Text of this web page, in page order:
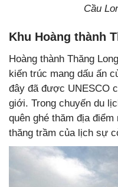
Cầu
Khu Hoàng thành
Hoàng thành Thăng
kiến trúc mang dấu ấn
đây đã được UNESCO
giới. Trong chuyến du
quên ghé thăm địa
thăng trầm của lịch sự